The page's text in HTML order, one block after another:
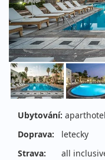
Ubytování: aparthotel
Doprava:
letecky
Strava:
all